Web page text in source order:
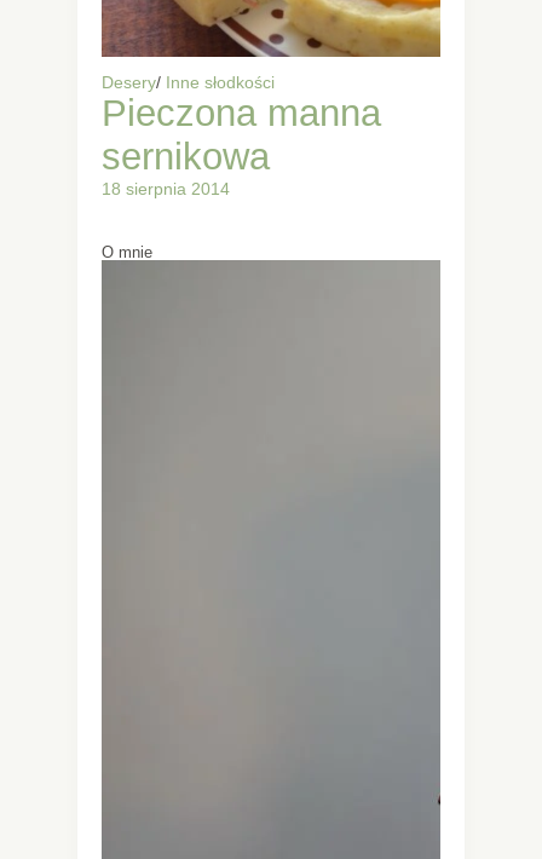
Desery/ Inne słodkości
Pieczona manna
sernikowa
18 sierpnia 2014
O mnie